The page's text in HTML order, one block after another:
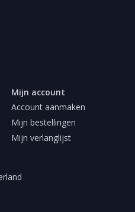
Mijn account
Account aanmaken
Mijn bestellingen
Mijn verlanglijst